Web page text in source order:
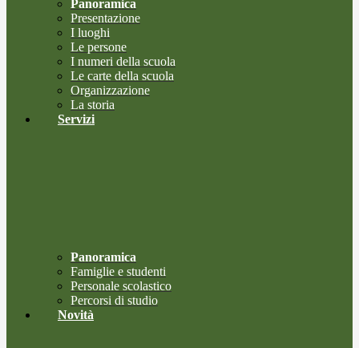
Panoramica
Presentazione
I luoghi
Le persone
I numeri della scuola
Le carte della scuola
Organizzazione
La storia
Servizi
Panoramica
Famiglie e studenti
Personale scolastico
Percorsi di studio
Novità